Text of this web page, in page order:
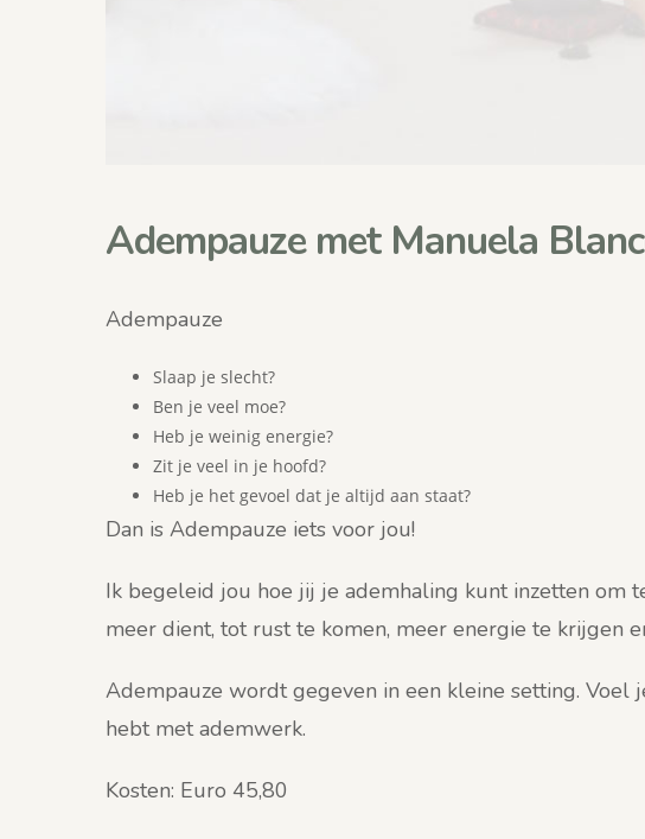
Adempauze met Manuela
Adempauze
Slaap je slecht?
Ben je veel moe?
Heb je weinig energie?
Zit je veel in je hoofd?
Heb je het gevoel dat je altijd aan staat?
Dan is Adempauze iets voor jou!
Ik begeleid jou hoe jij je ademhaling kunt inzetten om
meer dient, tot rust te komen, meer energie te krijgen
Adempauze wordt gegeven in een kleine setting. Voel
hebt met ademwerk.
Kosten: Euro 45,80